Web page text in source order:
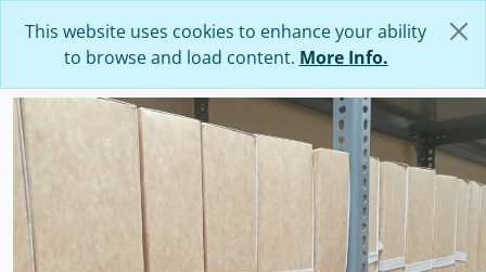
This website uses cookies to enhance your ability
to browse and load content. More Info.